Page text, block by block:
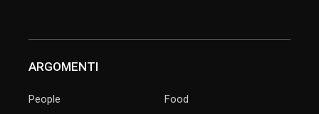
ARGOMENTI
People Food